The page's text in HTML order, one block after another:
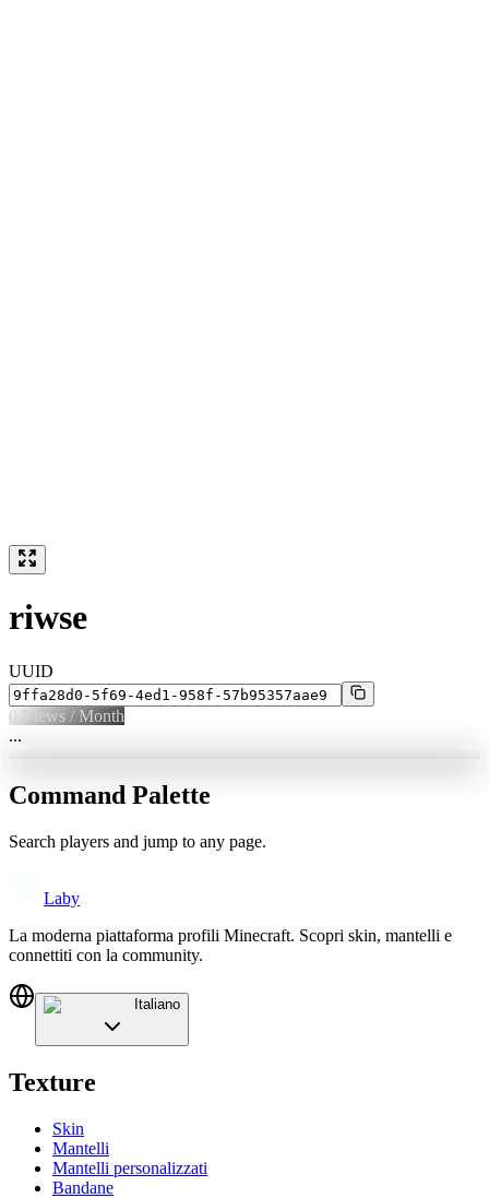
riwse
UUID
0 Views / Month
...
Command Palette
Search players and jump to any page.
Laby
La moderna piattaforma profili Minecraft. Scopri skin, mantelli e
connettiti con la community.
Italiano
Texture
Skin
Mantelli
Mantelli personalizzati
Bandane